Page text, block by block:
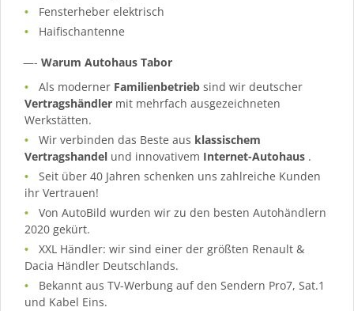
Fensterheber elektrisch
Haifischantenne
—- Warum Autohaus Tabor
Als moderner Familienbetrieb sind wir deutscher
Vertragshändler mit mehrfach ausgezeichneten
Werkstätten.
Wir verbinden das Beste aus klassischem
Vertragshandel und innovativem Internet-Autohaus .
Seit über 40 Jahren schenken uns zahlreiche Kunden
ihr Vertrauen!
Von AutoBild wurden wir zu den besten Autohändlern
2020 gekürt.
XXL Händler: wir sind einer der größten Renault &
Dacia Händler Deutschlands.
Bekannt aus TV-Werbung auf den Sendern Pro7, Sat.1
und Kabel Eins.